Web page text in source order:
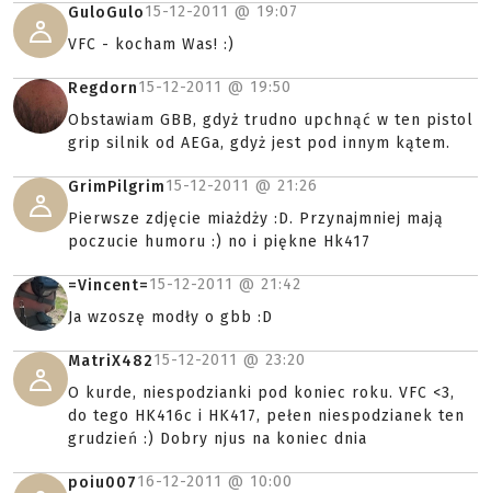
GuloGulo15-12-2011 @ 19:07
VFC - kocham Was! :)
Regdorn15-12-2011 @ 19:50
Obstawiam GBB, gdyż trudno upchnąć w ten pistol
grip silnik od AEGa, gdyż jest pod innym kątem.
GrimPilgrim15-12-2011 @ 21:26
Pierwsze zdjęcie miażdży :D. Przynajmniej mają
poczucie humoru :) no i piękne Hk417
=Vincent=15-12-2011 @ 21:42
Ja wzoszę modły o gbb :D
MatriX48215-12-2011 @ 23:20
O kurde, niespodzianki pod koniec roku. VFC <3,
do tego HK416c i HK417, pełen niespodzianek ten
grudzień :) Dobry njus na koniec dnia
poiu00716-12-2011 @ 10:00